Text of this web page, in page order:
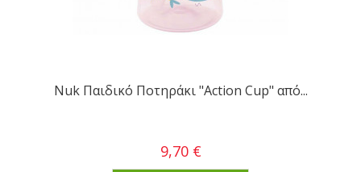
Nuk Παιδικό Ποτηράκι "Action Cup" από...
9,70 €